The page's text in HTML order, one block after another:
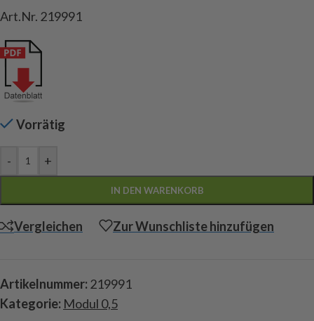
Art.Nr. 219991
Vorrätig
- +
IN DEN WARENKORB
Vergleichen Zur Wunschliste hinzufügen
Artikelnummer: 219991
Kategorie: Modul 0,5